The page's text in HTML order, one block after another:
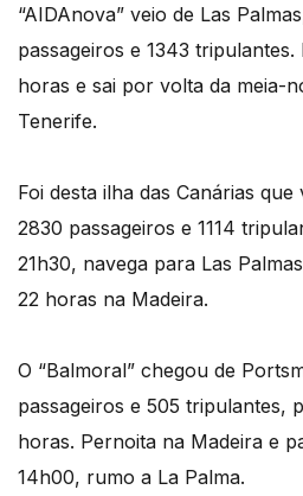
“AIDAnova” veio de Las
passageiros e 1343
horas e sai por volta da meia-
Tenerife.
Foi desta ilha das Canárias que
2830 passageiros e 1114
21h30, navega para Las
22 horas na Madeira.
O “Balmoral” chegou de
passageiros e 505 tripulantes,
horas. Pernoita na Madeira e
14h00, rumo a La Palma.